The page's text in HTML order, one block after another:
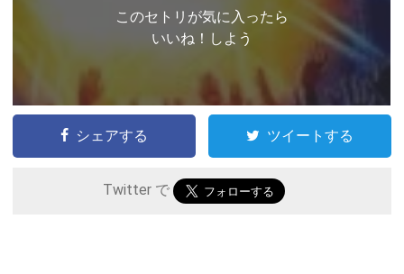
このセトリが気に入ったら
いいね！しよう
シェアする ツイートする
Twitter で